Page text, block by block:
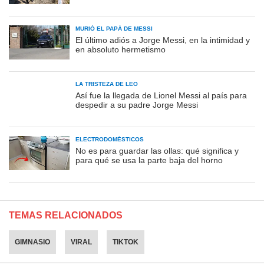
MURIÓ EL PAPÁ DE MESSI
El último adiós a Jorge Messi, en la intimidad y
en absoluto hermetismo
LA TRISTEZA DE LEO
Así fue la llegada de Lionel Messi al país para
despedir a su padre Jorge Messi
ELECTRODOMÉSTICOS
No es para guardar las ollas: qué significa y
para qué se usa la parte baja del horno
TEMAS RELACIONADOS
GIMNASIO VIRAL TIKTOK